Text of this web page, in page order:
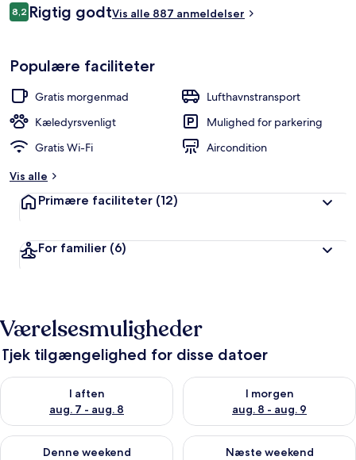
394 kr.
Anmeldelser
8,28,2 ud af 10.
Rigtig godtVis alle 887 anmeldelser
Populære faciliteter
Gratis morgenmad
Lufthavnstransport
Kæledyrsvenligt
Mulighed for parkering
Gratis Wi-Fi
Aircondition
Vis alle
Primære faciliteter (12)
For familier (6)
Værelsesmuligheder
Tjek tilgængelighed for disse datoer
I aften
aug. 7 - aug. 8
Tjek tilgængelighed for i aften aug. 7 - aug. 8
I morgen
aug. 8 - aug. 9
Tjek tilgængelighed for i
Denne weekend
Tjek tilgængelighed for denne weekend aug. 7 - aug. 9
Næste weekend
Tjek tilgængelighed for næste